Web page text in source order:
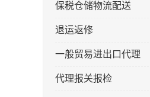
保税仓储物流配送
退运返修
一般贸易进出口代理
代理报关报检